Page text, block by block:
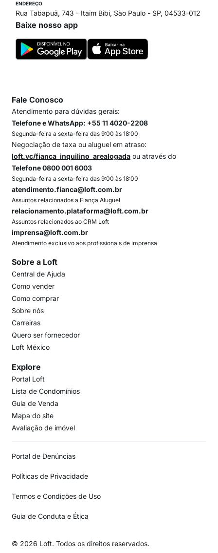
ENDEREÇO
Rua Tabapuã, 743 - Itaim Bibi, São Paulo - SP, 04533-012
Baixe nosso app
Fale Conosco
Atendimento para dúvidas gerais:
Telefone e WhatsApp: +55 11 4020-2208
Segunda-feira a sexta-feira das 9:00 às 18:00
Negociação de taxa ou aluguel em atraso:
loft.vc/fianca_inquilino_arealogada ou através do
Telefone 0800 001 6003
Segunda-feira a sexta-feira das 9:00 às 18:00
atendimento.fianca@loft.com.br
Assuntos relacionados a Fiança Aluguel
relacionamento.plataforma@loft.com.br
Assuntos relacionados ao CRM Loft
imprensa@loft.com.br
Atendimento exclusivo aos profissionais de imprensa
Sobre a Loft
Central de Ajuda
Como vender
Como comprar
Sobre nós
Carreiras
Quero ser fornecedor
Loft México
Explore
Portal Loft
Lista de Condomínios
Guia de Venda
Mapa do site
Avaliação de imóvel
Portal de Denúncias
Políticas de Privacidade
Termos e Condições de Uso
Guia de Conduta e Ética
© 2026 Loft. Todos os direitos reservados.